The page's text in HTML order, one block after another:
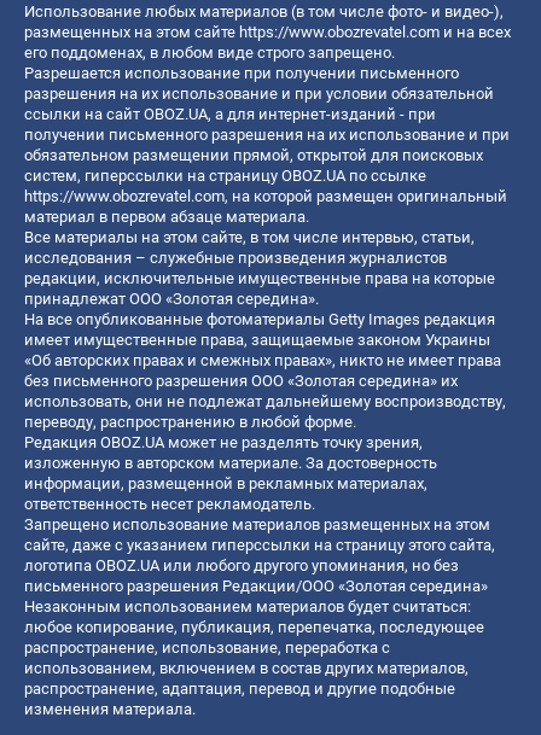
Использование любых материалов (в том числе фото- и видео-),
размещенных на этом сайте https://www.obozrevatel.com и на всех
его поддоменах, в любом виде строго запрещено.
Разрешается использование при получении письменного
разрешения на их использование и при условии обязательной
ссылки на сайт OBOZ.UA, а для интернет-изданий - при
получении письменного разрешения на их использование и при
обязательном размещении прямой, открытой для поисковых
систем, гиперссылки на страницу OBOZ.UA по ссылке
https://www.obozrevatel.com, на которой размещен оригинальный
материал в первом абзаце материала.
Все материалы на этом сайте, в том числе интервью, статьи,
исследования – служебные произведения журналистов
редакции, исключительные имущественные права на которые
принадлежат ООО «Золотая середина».
На все опубликованные фотоматериалы Getty Images редакция
имеет имущественные права, защищаемые законом Украины
«Об авторских правах и смежных правах», никто не имеет права
без письменного разрешения ООО «Золотая середина» их
использовать, они не подлежат дальнейшему воспроизводству,
переводу, распространению в любой форме.
Редакция OBOZ.UA может не разделять точку зрения,
изложенную в авторском материале. За достоверность
информации, размещенной в рекламных материалах,
ответственность несет рекламодатель.
Запрещено использование материалов размещенных на этом
сайте, даже с указанием гиперссылки на страницу этого сайта,
логотипа OBOZ.UA или любого другого упоминания, но без
письменного разрешения Редакции/ООО «Золотая середина»
Незаконным использованием материалов будет считаться:
любое копирование, публикация, перепечатка, последующее
распространение, использование, переработка с
использованием, включением в состав других материалов,
распространение, адаптация, перевод и другие подобные
изменения материала.